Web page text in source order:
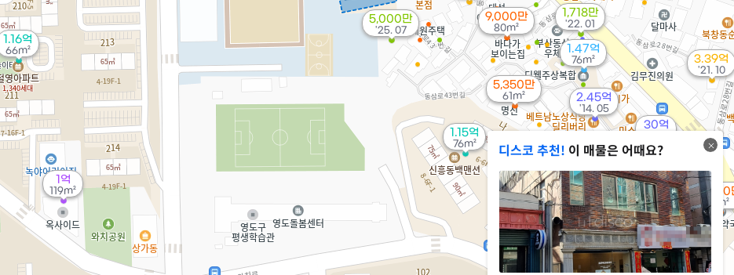
1.16억
66m²
5,000만
'25. 07
1.47억
76m²
1.15억
76m²
9,000만
80m²
2.25억
101m²
5,350만
61m²
1,718만
'22. 01
3.39억
'21. 10
30억
1억
119m²
2.45억
'14. 05
3,000
0m²
디스코 추천! 이 매물은 어때요?